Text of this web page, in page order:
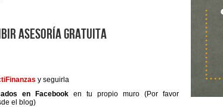
asesoría gratuita
y seguirla
en Facebook en tu propio muro (Por favor
el blog)